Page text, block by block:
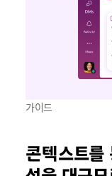
가이드
콘텍스트를